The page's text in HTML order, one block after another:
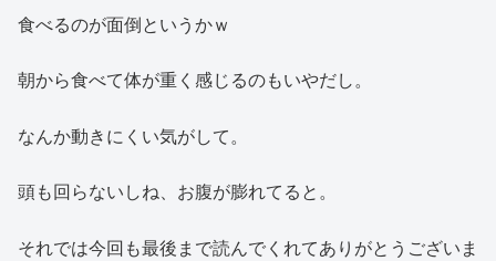
食べるのが面倒というかｗ
朝から食べて体が重く感じるのもいやだし。
なんか動きにくい気がして。
頭も回らないしね、お腹が膨れてると。
それでは今回も最後まで読んでくれてありがとうございま